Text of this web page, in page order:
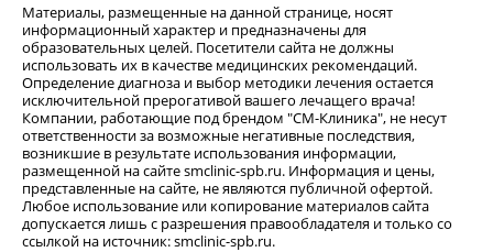
Материалы, размещенные на данной странице, носят
информационный характер и предназначены для
образовательных целей. Посетители сайта не должны
использовать их в качестве медицинских рекомендаций.
Определение диагноза и выбор методики лечения остается
исключительной прерогативой вашего лечащего врача!
Компании, работающие под брендом "СМ-Клиника", не несут
ответственности за возможные негативные последствия,
возникшие в результате использования информации,
размещенной на сайте smclinic-spb.ru. Информация и цены,
представленные на сайте, не являются публичной офертой.
Любое использование или копирование материалов сайта
допускается лишь с разрешения правообладателя и только со
ссылкой на источник: smclinic-spb.ru.